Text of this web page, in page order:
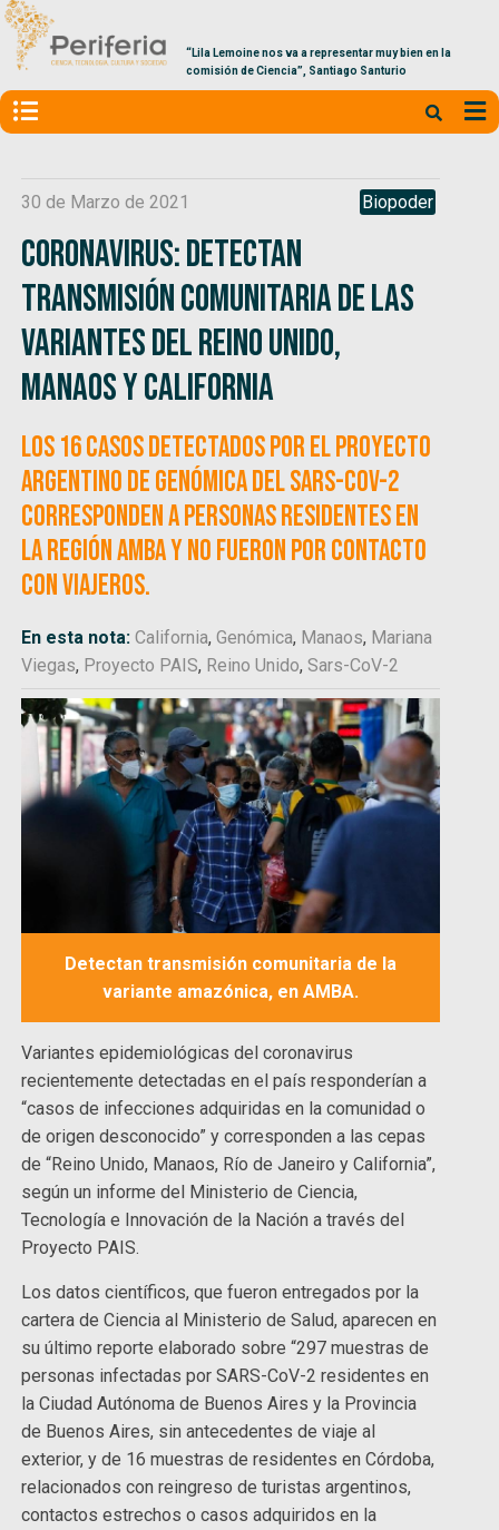
“Lila Lemoine nos va a representar muy bien en la
comisión de Ciencia”, Santiago Santurio
30 de Marzo de 2021 Biopoder
Coronavirus: Detectan
transmisión comunitaria de las
variantes del Reino Unido,
Manaos y California
Los 16 casos detectados por el Proyecto
Argentino de Genómica del SARS-CoV-2
corresponden a personas residentes en
la región AMBA y no fueron por contacto
con viajeros.
En esta nota:California,Genómica, Manaos, Mariana
Viegas, Proyecto PAIS, Reino Unido,Sars-CoV-2
Detectan transmisión comunitaria de la
variante amazónica, en AMBA.
Variantes epidemiológicas del coronavirus
recientemente detectadas en el país responderían a
“casos de infecciones adquiridas en la comunidad o
de origen desconocido” y corresponden a las cepas
de “Reino Unido, Manaos, Río de Janeiro y California”,
según un informe del Ministerio de Ciencia,
Tecnología e Innovación de la Nación a través del
Proyecto PAIS.
Los datos científicos, que fueron entregados por la
cartera de Ciencia al Ministerio de Salud, aparecen en
su último reporte elaborado sobre “297 muestras de
personas infectadas por SARS-CoV-2 residentes en
la Ciudad Autónoma de Buenos Aires y la Provincia
de Buenos Aires, sin antecedentes de viaje al
exterior, y de 16 muestras de residentes en Córdoba,
relacionados con reingreso de turistas argentinos,
contactos estrechos o casos adquiridos en la